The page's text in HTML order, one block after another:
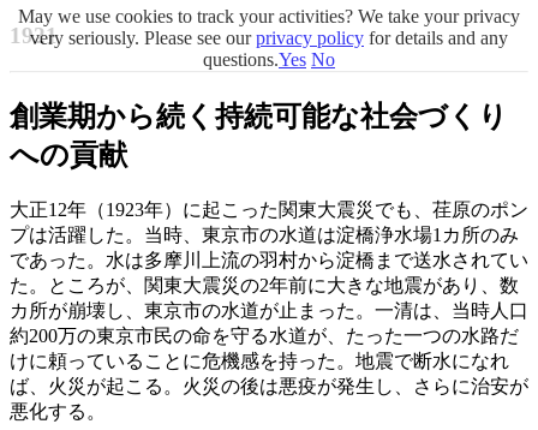
1921
創業期から続く持続可能な社会づくり
への貢献
大正12年（1923年）に起こった関東大震災でも、荏原のポン
プは活躍した。当時、東京市の水道は淀橋浄水場1カ所のみ
であった。水は多摩川上流の羽村から淀橋まで送水されてい
た。ところが、関東大震災の2年前に大きな地震があり、数
カ所が崩壊し、東京市の水道が止まった。一清は、当時人口
約200万の東京市民の命を守る水道が、たった一つの水路だ
けに頼っていることに危機感を持った。地震で断水になれ
ば、火災が起こる。火災の後は悪疫が発生し、さらに治安が
悪化する。
May we use cookies to track your activities? We take your privacy
very seriously. Please see ourprivacy policy for details and any
questions.Yes No